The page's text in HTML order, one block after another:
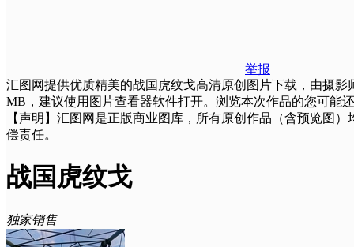
举报
汇图网提供优质精美的战国虎纹戈高清原创图片下载，由摄影
MB，建议使用图片查看器软件打开。浏览本次作品的您可能
【声明】汇图网是正版商业图库，所有原创作品（含预览图
偿责任。
战国虎纹戈
独家销售